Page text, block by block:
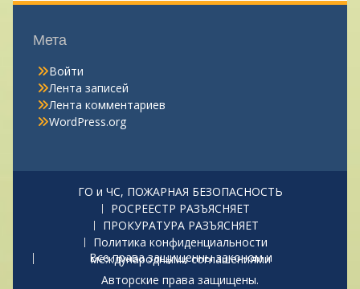
Мета
Войти
Лента записей
Лента комментариев
WordPress.org
ГО и ЧС, ПОЖАРНАЯ БЕЗОПАСНОСТЬ
РОСРЕЕСТР РАЗЪЯСНЯЕТ
ПРОКУРАТУРА РАЗЪЯСНЯЕТ
Политика конфиденциальности
Все права защищенны законом и международными соглашениями
Авторские права защищены.